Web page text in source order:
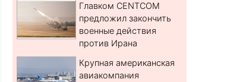
Главком CENTCOM
предложил закончить
военные действия
против Ирана
Крупная американская
авиакомпания